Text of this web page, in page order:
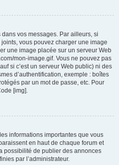
vos messages. Par ailleurs, si
vous pouvez charger une image
une image placée sur un serveur Web
mon-image.gif. Vous ne pouvez pas
si c’est un serveur Web public) ni des
d’authentification, exemple : boîtes
par un mot de passe, etc. Pour
[img].
informations importantes que vous
en haut de chaque forum et
possibilité de publier des annonces
par l’administrateur.